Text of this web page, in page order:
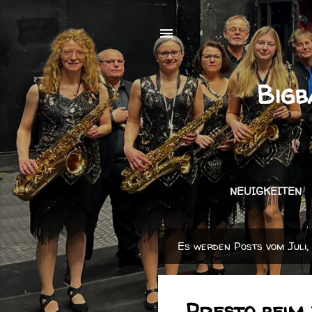
NEUIGKEITEN
o
Es werden Posts vom